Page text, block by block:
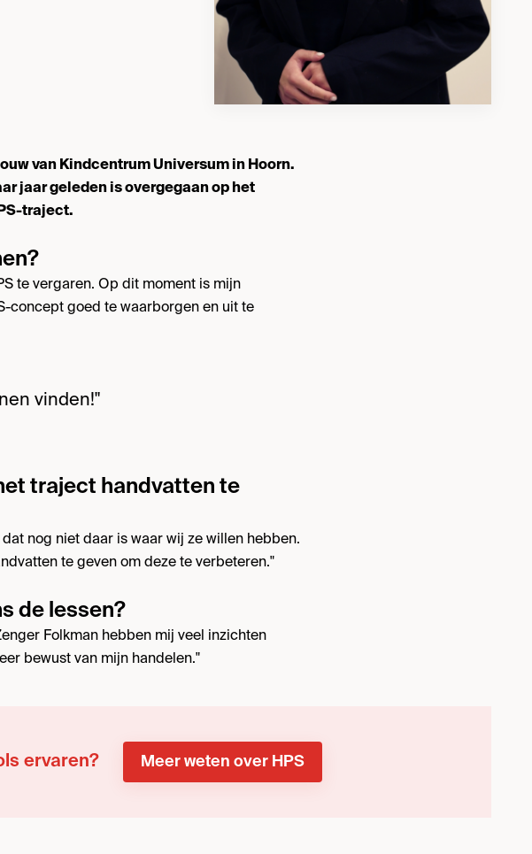
van Kindcentrum Universum in Hoorn.
jaar geleden is overgegaan op het
traject.
te vergaren. Op dit moment is mijn
concept goed te waarborgen en uit te
vinden!"
traject handvatten te
nog niet daar is waar wij ze willen hebben.
te geven om deze te verbeteren."
de lessen?
Folkman hebben mij veel inzichten
bewust van mijn handelen."
ervaren? Meer weten over HPS